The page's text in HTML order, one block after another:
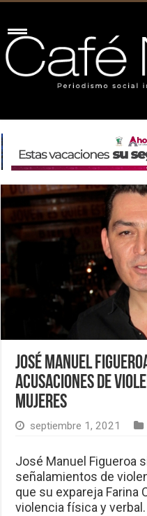
José Manuel
acusaciones de
mujeres
septiembre 1, 2021
José Manuel Figueroa
señalamientos de
que su expareja Farina
violencia física y verbal.